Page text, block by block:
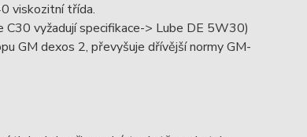
viskozitní třída.
vyžadují specifikace-> Lube DE 5W30)
GM dexos 2, převyšuje dřívější normy GM-